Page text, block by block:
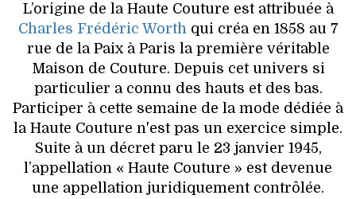
L’origine de la Haute Couture est attribuée à
Charles Frédéric Worthqui créa en 1858 au 7
rue de la Paix à Paris la première véritable
Maison de Couture. Depuis cet univers si
particulier a connu des hauts et des bas.
Participer à cette semaine de la mode dédiée à
la Haute Couture n'est pas un exercice simple.
Suite à un décret paru le 23 janvier 1945,
l’appellation « Haute Couture » est devenue
une appellation juridiquement contrôlée.